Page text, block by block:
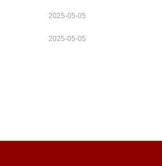
2025-05-05
2025-05-05